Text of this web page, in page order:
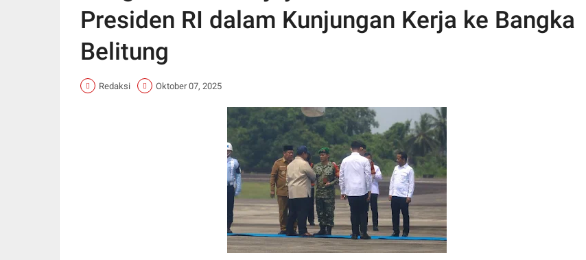
Presiden RI dalam Kunjungan Kerja ke Bangka
Belitung
Redaksi Oktober 07, 2025